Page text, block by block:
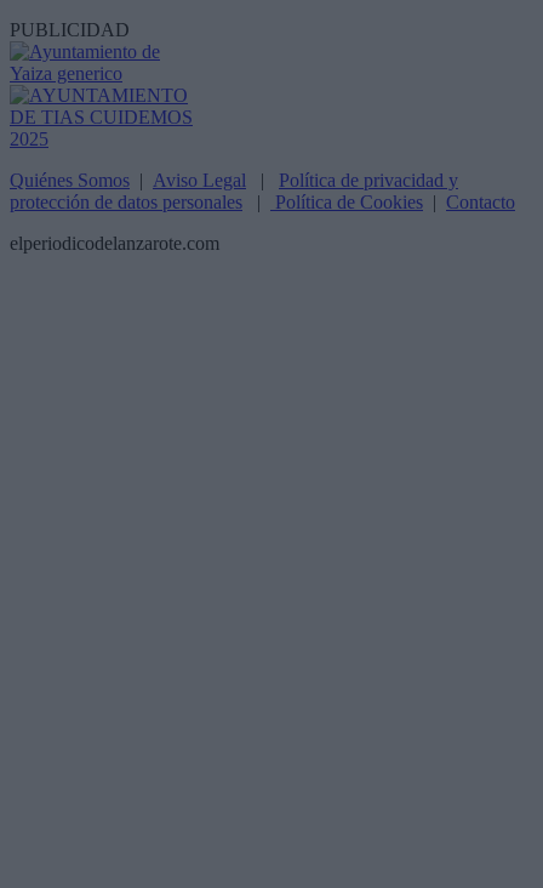
PUBLICIDAD
Quiénes Somos | Aviso Legal | Política de privacidad y
protección de datos personales | Política de Cookies | Contacto
elperiodicodelanzarote.com